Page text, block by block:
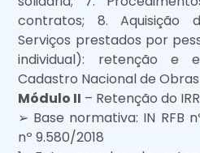
contratos; 8. Aquisição
Serviços prestados por
individual): retenção e
Cadastro Nacional de
Módulo II – Retenção do
➢ Base normativa: IN RFB
nº 9.580/2018